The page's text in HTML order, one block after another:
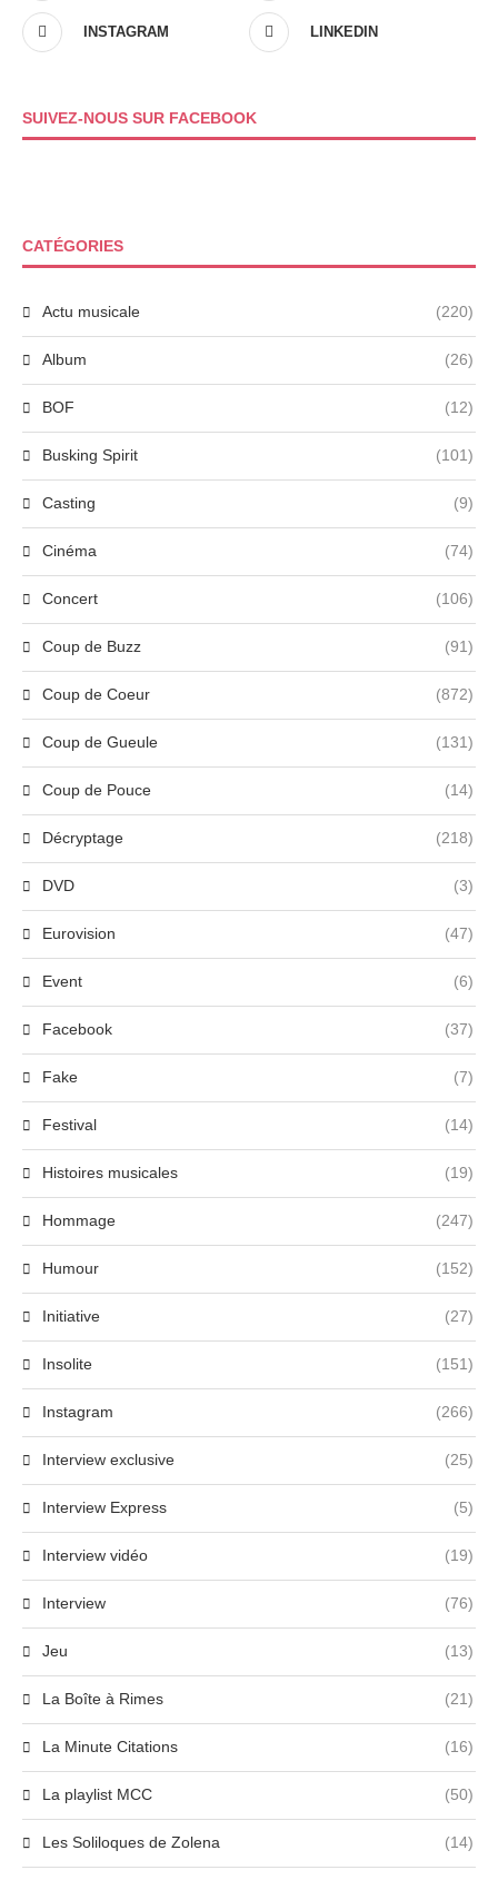
INSTAGRAM LINKEDIN
SUIVEZ-NOUS SUR FACEBOOK
CATÉGORIES
Actu musicale (220)
Album (26)
BOF (12)
Busking Spirit (101)
Casting (9)
Cinéma (74)
Concert (106)
Coup de Buzz (91)
Coup de Coeur (872)
Coup de Gueule (131)
Coup de Pouce (14)
Décryptage (218)
DVD (3)
Eurovision (47)
Event (6)
Facebook (37)
Fake (7)
Festival (14)
Histoires musicales (19)
Hommage (247)
Humour (152)
Initiative (27)
Insolite (151)
Instagram (266)
Interview exclusive (25)
Interview Express (5)
Interview vidéo (19)
Interview (76)
Jeu (13)
La Boîte à Rimes (21)
La Minute Citations (16)
La playlist MCC (50)
Les Soliloques de Zolena (14)